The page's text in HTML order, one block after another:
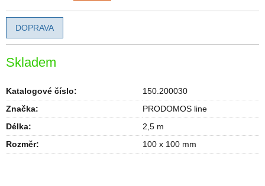
Skladem
Katalogové číslo:
150.200030
Značka:
PRODOMOS line
Délka:
2,5 m
Rozměr: 100 x 100 mm
DOPRAVA